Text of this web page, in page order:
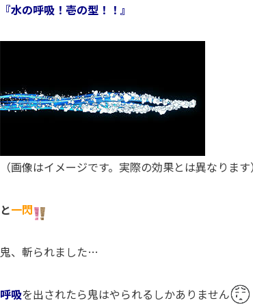
『水の呼吸！壱の型！！』
（画像はイメージです。実際の効果とは異なります）
と一閃
鬼、斬られました…
呼吸を出されたら鬼はやられるしかありません